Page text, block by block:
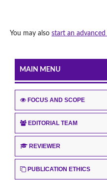
You may also start an
MAIN MENU
FOCUS AND SCOPE
EDITORIAL TEAM
REVIEWER
PUBLICATION ETHICS